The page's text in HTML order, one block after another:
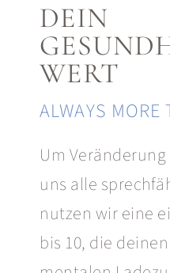
DEIN
WERT
ALWAYS MORE
Um
uns alle
nutzen wir eine
bis 10, die deinen